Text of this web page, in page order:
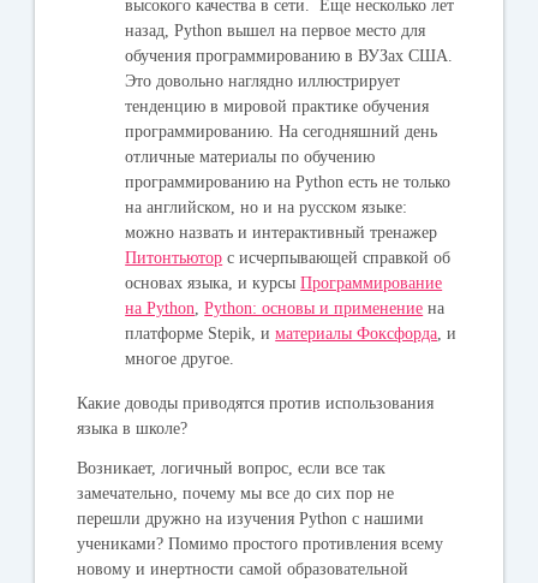
высокого качества в сети.
Еще несколько лет
назад, Python вышел на первое место для
обучения программированию в ВУЗах США.
Это довольно наглядно иллюстрирует
тенденцию в мировой практике обучения
программированию. На сегодняшний день
отличные материалы по обучению
программированию на Python есть не только
на английском, но и на русском языке:
можно назвать и интерактивный тренажер
Питонтьютор с исчерпывающей справкой об
основах языка, и курсыПрограммирование
на Python ,Python: основы и применение на
платформе Stepik, иматериалы Фоксфорда , и
многое другое.
Какие доводы приводятся против использования
языка в школе?
Возникает, логичный вопрос, если все так
замечательно, почему мы все до сих пор не
перешли дружно на изучения Python с нашими
учениками? Помимо простого противления всему
новому и инертности самой образовательной